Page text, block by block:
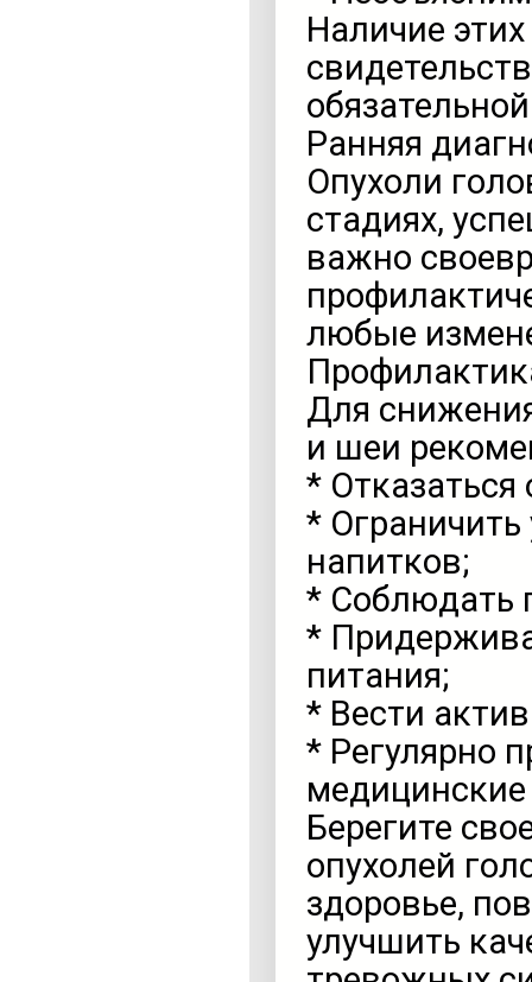
Наличие
Ранняя
Опухоли
стадиях,
важно
любые
Для
и шеи
* Отказаться
* Ограничить
напитков;
* Соблюдать
*
питания;
* Вести
* Регулярно
Берегите
опухолей
здоровье,
улучшить